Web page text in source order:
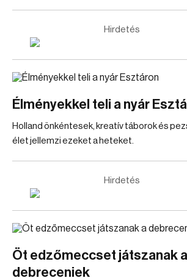
Hirdetés
Élményekkel teli a nyár
Holland önkéntesek, kreatív táborok és
élet jellemzi ezeket a heteket.
Hirdetés
Öt edzőmeccset játszanak a
debreceniek